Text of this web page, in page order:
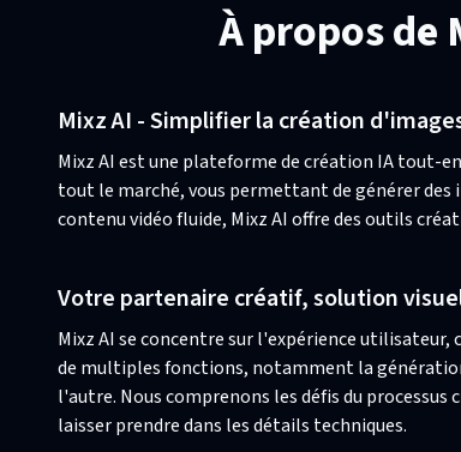
À propos de
Mixz AI - Simplifier la création
Mixz AI est une plateforme de création IA tout-
tout le marché, vous permettant de générer des
contenu vidéo fluide, Mixz AI offre des outils
Votre partenaire créatif, solution
Mixz AI se concentre sur l'expérience
de multiples fonctions, notamment la
l'autre. Nous comprenons les défis du
laisser prendre dans les détails techniques.